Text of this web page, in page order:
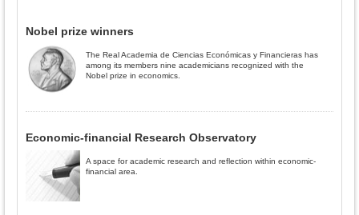
Nobel prize winners
The Real Academia de Ciencias Económicas y Financieras has
among its members nine academicians recognized with the
Nobel prize in economics.
Economic-financial Research Observatory
A space for academic research and reflection within economic-
financial area.